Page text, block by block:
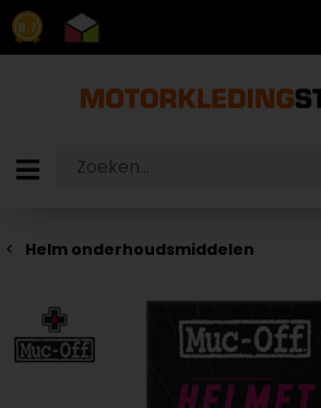
8.7
Helm onderhoudsmiddelen